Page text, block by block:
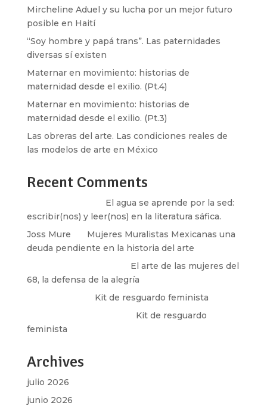
Mircheline Aduel y su lucha por un mejor futuro
posible en Haití
“Soy hombre y papá trans”. Las paternidades
diversas sí existen
Maternar en movimiento: historias de
maternidad desde el exilio. (Pt.4)
Maternar en movimiento: historias de
maternidad desde el exilio. (Pt.3)
Las obreras del arte. Las condiciones reales de
las modelos de arte en México
Recent Comments
El agua se aprende por la sed:
escribir(nos) y leer(nos) en la literatura sáfica.
Joss Mure
Mujeres Muralistas Mexicanas una
deuda pendiente en la historia del arte
El arte de las mujeres del
68, la defensa de la alegría
Kit de resguardo feminista
Kit de resguardo
feminista
Archives
julio 2026
junio 2026